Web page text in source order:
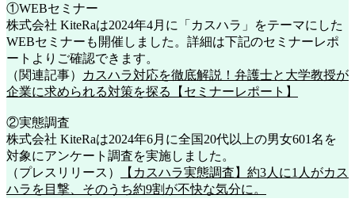
①WEBセミナー
株式会社 KiteRaは2024年4月に「カスハラ」をテーマにした
WEBセミナーも開催しました。詳細は下記のセミナーレポ
ートよりご確認できます。
（関連記事）
カスハラ対応を徹底解説！弁護士と大学教授が
企業に求められる対策を探る【セミナーレポート】
②実態調査
株式会社 KiteRaは2024年6月に全国20代以上の男女601名を
対象にアンケート調査を実施しました。
（プレスリリース）
【カスハラ実態調査】約3人に1人がカス
ハラを目撃、そのうち約9割が不快な気分に。